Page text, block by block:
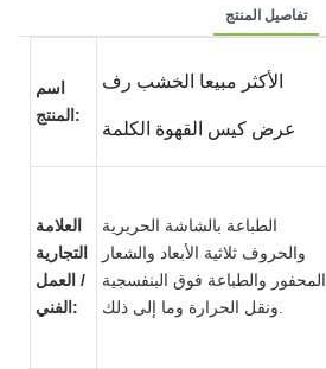
تفاصيل المنتج
اسم
المنتج:
الأكثر مبيعا الخشب رف
العلامة
التجارية
/ العمل
الفني:
الطباعة بالشاشة الحريرية
والحروف ثلاثية الأبعاد والشعار
المحفور والطباعة فوق البنفسجية